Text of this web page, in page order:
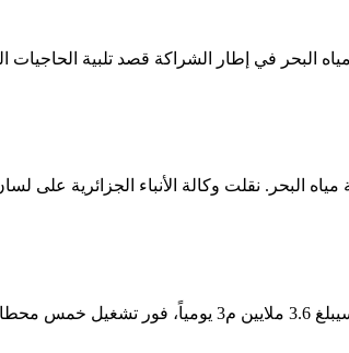
البحر في إطار الشراكة قصد تلبية الحاجيات
البحر. نقلت وكالة الأنباء الجزائرية على
...